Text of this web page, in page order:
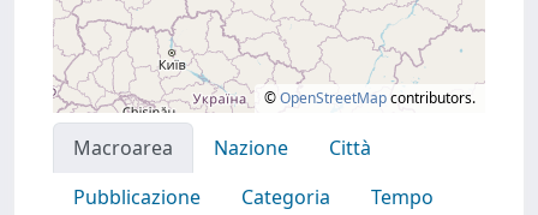
©OpenStreetMapcontributors.
Macroarea Nazione
Città
Pubblicazione
Categoria
Tempo